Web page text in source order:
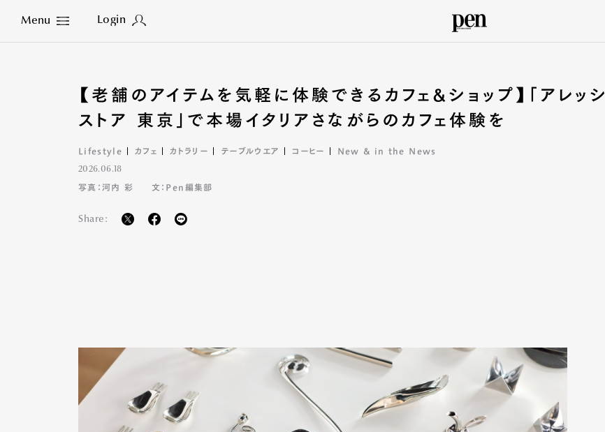
Menu Login
Close
【老舗のアイテムを気軽に体験できるカフェ&ショップ】「アレッシ
ストア 東京」で本場イタリアさながらのカフェ体験を
Lifestyle カフェ カトラリー テーブルウエア コーヒー New & in the News
2026.06.18
写真：河内 彩 文：Pen編集部
Share: